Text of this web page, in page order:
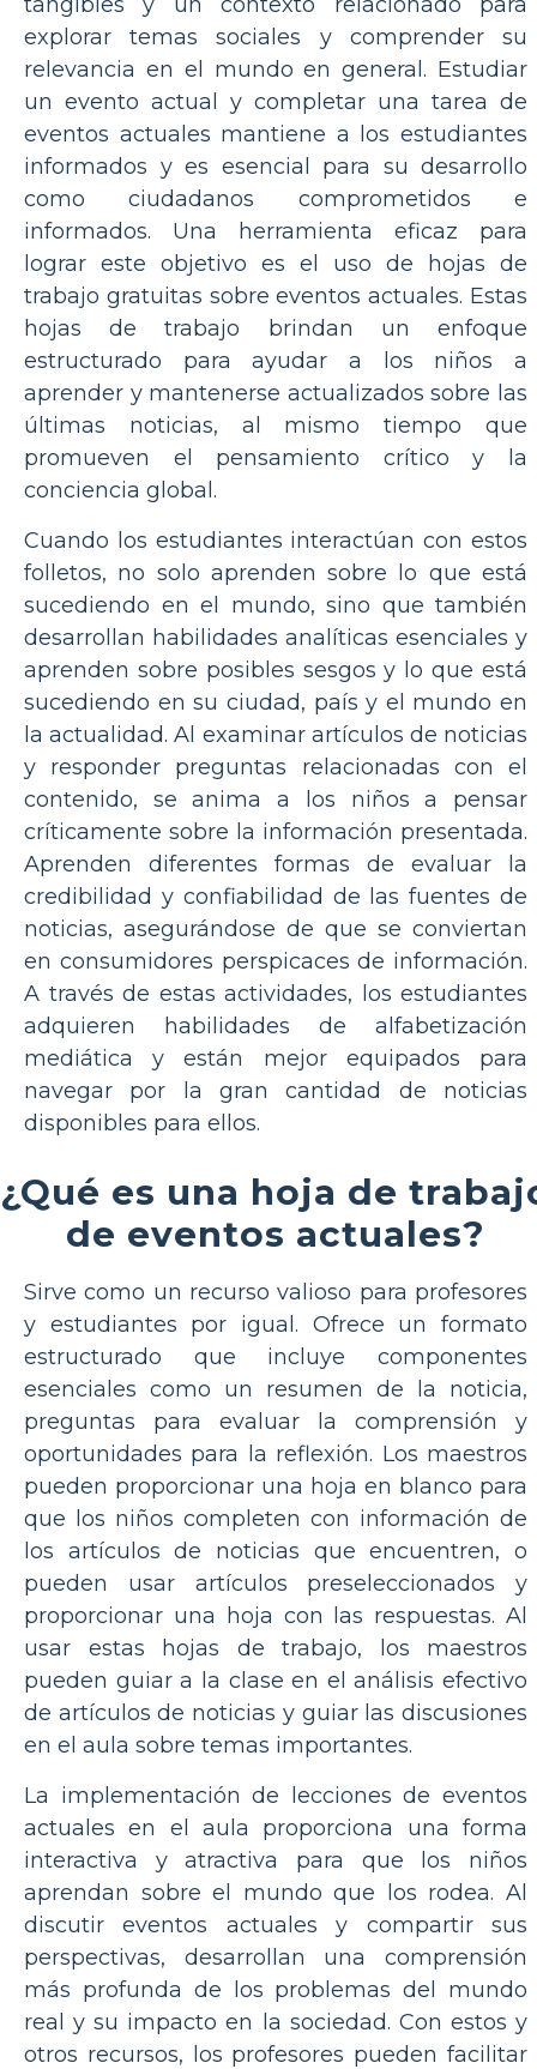
explorar temas sociales y comprender su
relevancia en el mundo en general. Estudiar
un evento actual y completar una tarea de
eventos actuales mantiene a los estudiantes
informados y es esencial para su desarrollo
como ciudadanos comprometidos e
informados. Una herramienta eficaz para
lograr este objetivo es el uso de hojas de
trabajo gratuitas sobre eventos actuales. Estas
hojas de trabajo brindan un enfoque
estructurado para ayudar a los niños a
aprender y mantenerse actualizados sobre las
últimas noticias, al mismo tiempo que
promueven el pensamiento crítico y la
conciencia global.
Cuando los estudiantes interactúan con estos
folletos, no solo aprenden sobre lo que está
sucediendo en el mundo, sino que también
desarrollan habilidades analíticas esenciales y
aprenden sobre posibles sesgos y lo que está
sucediendo en su ciudad, país y el mundo en
la actualidad. Al examinar artículos de noticias
y responder preguntas relacionadas con el
contenido, se anima a los niños a pensar
críticamente sobre la información presentada.
Aprenden diferentes formas de evaluar la
credibilidad y confiabilidad de las fuentes de
noticias, asegurándose de que se conviertan
en consumidores perspicaces de información.
A través de estas actividades, los estudiantes
adquieren habilidades de alfabetización
mediática y están mejor equipados para
navegar por la gran cantidad de noticias
disponibles para ellos.
¿Qué es una hoja de
de eventos actuales?
Sirve como un recurso valioso para profesores
y estudiantes por igual. Ofrece un formato
estructurado que incluye componentes
esenciales como un resumen de la noticia,
preguntas para evaluar la comprensión y
oportunidades para la reflexión. Los maestros
pueden proporcionar una hoja en blanco para
que los niños completen con información de
los artículos de noticias que encuentren, o
pueden usar artículos preseleccionados y
proporcionar una hoja con las respuestas. Al
usar estas hojas de trabajo, los maestros
pueden guiar a la clase en el análisis efectivo
de artículos de noticias y guiar las discusiones
en el aula sobre temas importantes.
La implementación de lecciones de eventos
actuales en el aula proporciona una forma
interactiva y atractiva para que los niños
aprendan sobre el mundo que los rodea. Al
discutir eventos actuales y compartir sus
perspectivas, desarrollan una comprensión
más profunda de los problemas del mundo
real y su impacto en la sociedad. Con estos y
otros recursos, los profesores pueden facilitar